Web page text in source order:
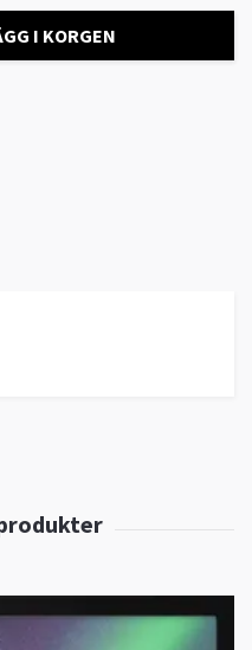
I KORGEN